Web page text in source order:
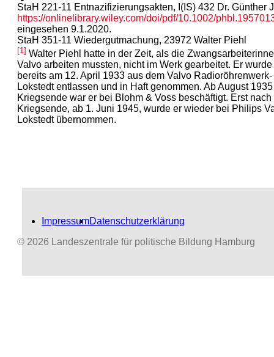
StaH 221-11 Entnazifizierungsakten, I(IS) 432 Dr. Günther
https://onlinelibrary.wiley.com/doi/pdf/10.1002/
eingesehen 9.1.2020.
StaH 351-11 Wiedergutmachung, 23972 Walter Piehl
[1] Walter Piehl hatte in der Zeit, als die
Valvo arbeiten mussten, nicht im Werk gearbeitet. Er wurde
bereits am 12. April 1933 aus dem Valvo Radioröhrenwerk-
Lokstedt entlassen und in Haft genommen. Ab August
Kriegsende war er bei Blohm & Voss beschäftigt. Erst nach
Kriegsende, ab 1. Juni 1945, wurde er wieder bei Philips
Lokstedt übernommen.
ImpressumDatenschutzerklärung
© 2026 Landeszentrale für politische Bildung Hamburg